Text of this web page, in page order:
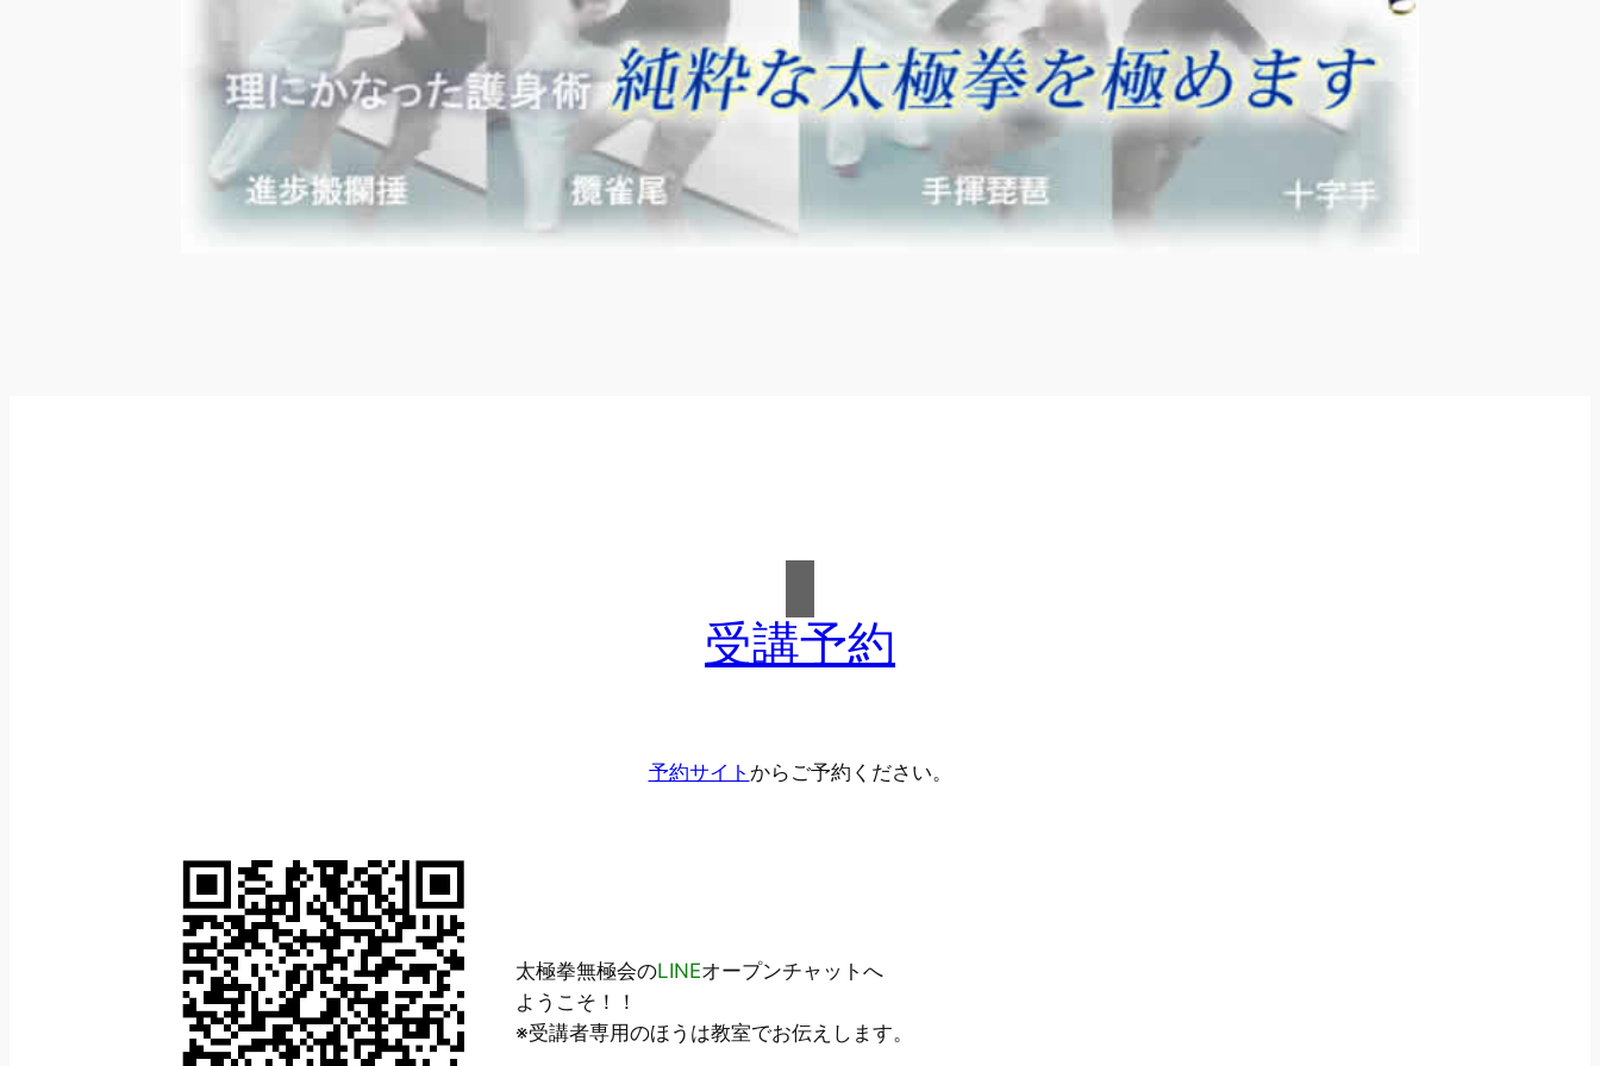
受講予約
予約サイト からご予約ください。
太極拳無極会のLINEオープンチャットへ
ようこそ！！
※受講者専用のほうは教室でお伝えします。